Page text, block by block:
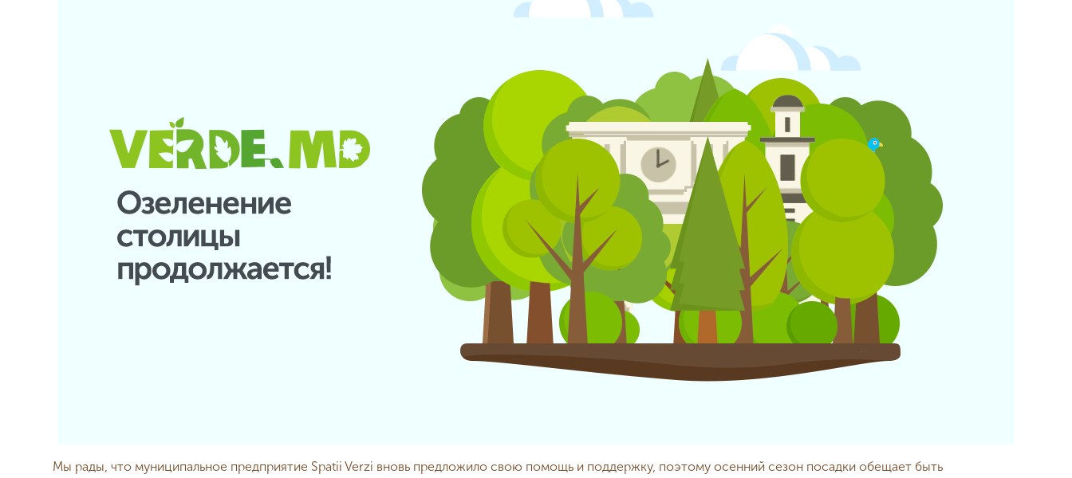
Мы рады, что муниципальное предприятие Spatii Verzi вновь предложило свою помощь и поддержку, поэтому осенний сезон посадки обещает быть